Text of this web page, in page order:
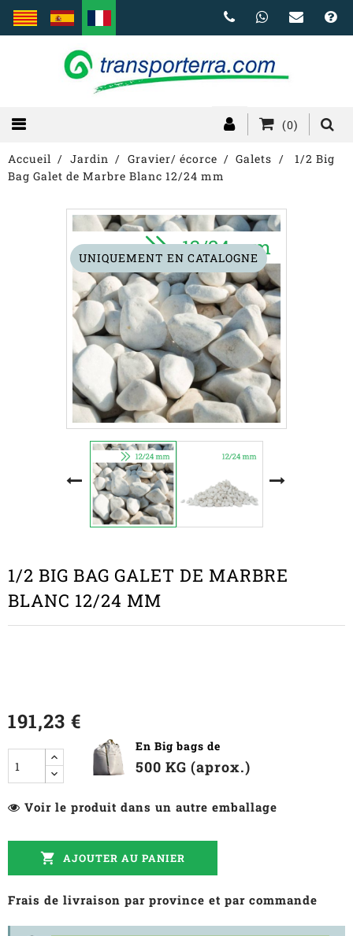
(0)
Accueil Jardin Gravier/ écorce Galets
1/2 Big
Bag Galet de Marbre Blanc 12/24 mm
UNIQUEMENT EN CATALOGNE
1/2 BIG BAG GALET DE MARBRE
BLANC 12/24 MM
191,23 €
En Big bags de
500 KG (aprox.)
Voir le produit dans un autre emballage
 AJOUTER AU PANIER
Frais de livraison par province et par commande